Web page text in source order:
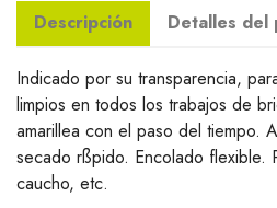
Descripción Detalles del
Indicado por su transparencia,
limpios en todos los trabajos de
amarillea con el paso del tiempo.
secado rßpido. Encolado flexible.
caucho, etc.